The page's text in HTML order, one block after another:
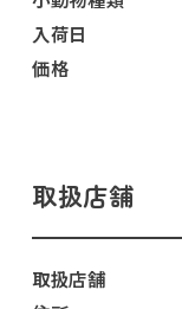
入荷日
価格
取扱店舗
取扱店舗